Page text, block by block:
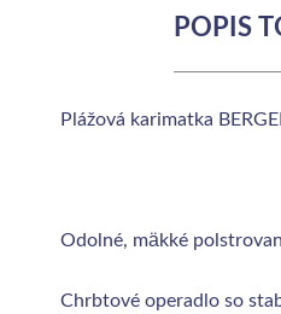
POPIS
Plážová karimatka
Odolné, mäkké
Chrbtové operadlo so